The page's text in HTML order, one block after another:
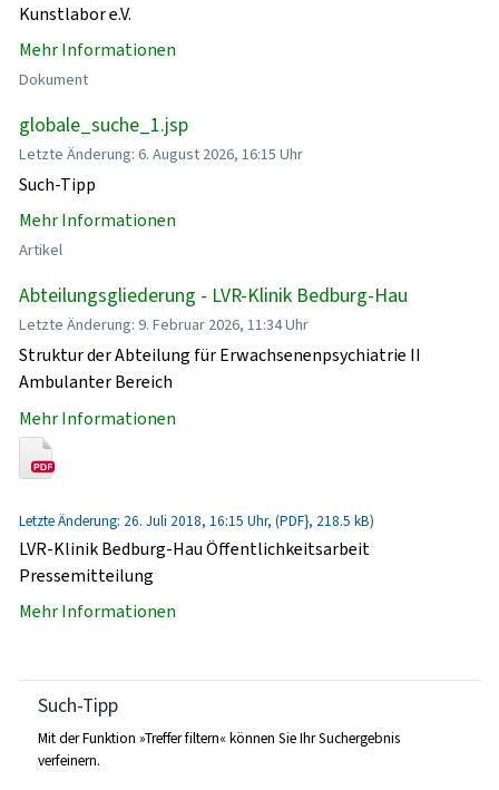
Kunstlabor e.V.
Mehr Informationen
Dokument
globale_suche_1.jsp
Letzte Änderung: 6. August 2026, 16:15 Uhr
Such-Tipp
Mehr Informationen
Artikel
Abteilungsgliederung - LVR-Klinik Bedburg-Hau
Letzte Änderung: 9. Februar 2026, 11:34 Uhr
Struktur der Abteilung für Erwachsenenpsychiatrie II
Ambulanter Bereich
Mehr Informationen
Letzte Änderung: 26. Juli 2018, 16:15 Uhr, (PDF}, 218.5 kB)
LVR-Klinik Bedburg-Hau Öffentlichkeitsarbeit
Pressemitteilung
Mehr Informationen
Such-Tipp
Mit der Funktion »Treffer filtern« können Sie Ihr Suchergebnis
verfeinern.